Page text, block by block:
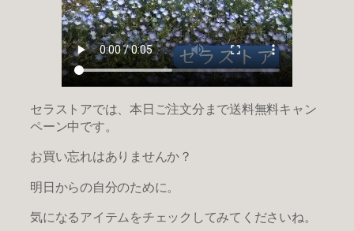
セラストアでは、本日ご注文分まで送料無料キャン
ペーン中です。
お買い忘れはありませんか？
明日からの自分のために。
気になるアイテムをチェックしてみてくださいね。